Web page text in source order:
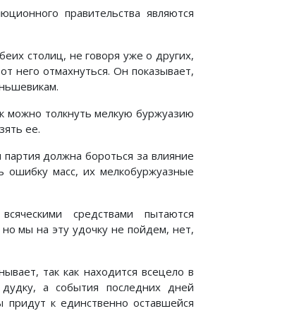
правительства являются
столиц, не говоря уже о других,
него отмахнуться. Он показывает,
можно толкнуть мелкую буржуазию
ее.
должна бороться за влияние
ошибку масс, их мелкобуржуазные
средствами пытаются
мы на эту удочку не пойдем, нет,
так как находится всецело в
а события последних дней
придут к единственно оставшейся